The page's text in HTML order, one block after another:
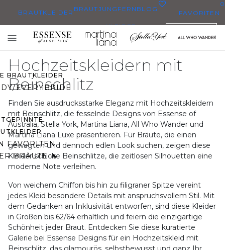
BRAUTKLEIDER
BRAUTKLEIDER
EVERYBRIDE
FAVORITEN
BRÄUTE 🔥
BRAUTJUNGFERN
KLEIDER
BLOG FAVORITEN
0
Toggle
mobile
navigation
Hochzeitskleidern mit
Beinschlitz
Finden Sie ausdrucksstarke Eleganz mit Hochzeitskleidern
mit Beinschlitz, die fesselnde Designs von Essense of
Australia, Stella York, Martina Liana, All Who Wander und
Martina Liana Luxe präsentieren. Für Bräute, die einen
gewagten und dennoch edlen Look suchen, zeigen diese
Kleider schicke Beinschlitze, die zeitlosen Silhouetten eine
moderne Note verleihen.
Von weichem Chiffon bis hin zu filigraner Spitze vereint
jedes Kleid besondere Details mit anspruchsvollem Stil. Mit
dem Gedanken an Inklusivität entworfen, sind diese Kleider
in Größen bis 62/64 erhältlich und feiern die einzigartige
Schönheit jeder Braut. Entdecken Sie diese kuratierte
Galerie bei Essense Designs für ein Hochzeitskleid mit